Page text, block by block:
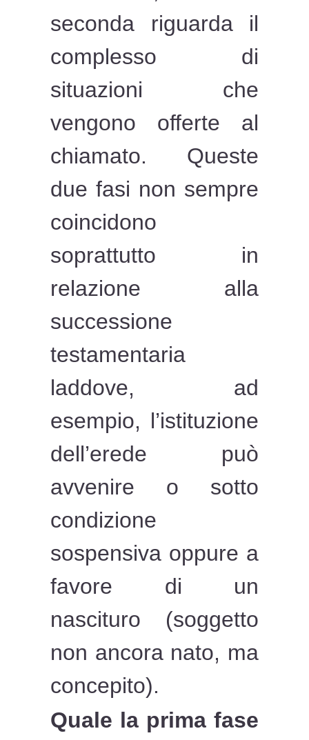
seconda riguarda il
complesso di
situazioni che
vengono offerte al
chiamato. Queste
due fasi non sempre
coincidono
soprattutto in
relazione alla
successione
testamentaria
laddove, ad
esempio, l’istituzione
dell’erede può
avvenire o sotto
condizione
sospensiva oppure a
favore di un
nascituro (soggetto
non ancora nato, ma
concepito).
Quale la prima fase